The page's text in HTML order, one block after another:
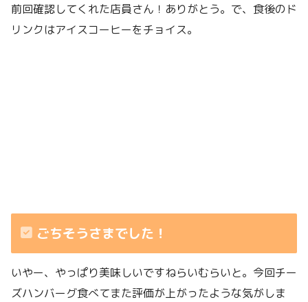
前回確認してくれた店員さん！ありがとう。で、食後のド
リンクはアイスコーヒーをチョイス。
ごちそうさまでした！
いやー、やっぱり美味しいですねらいむらいと。今回チー
ズハンバーグ食べてまた評価が上がったような気がしま